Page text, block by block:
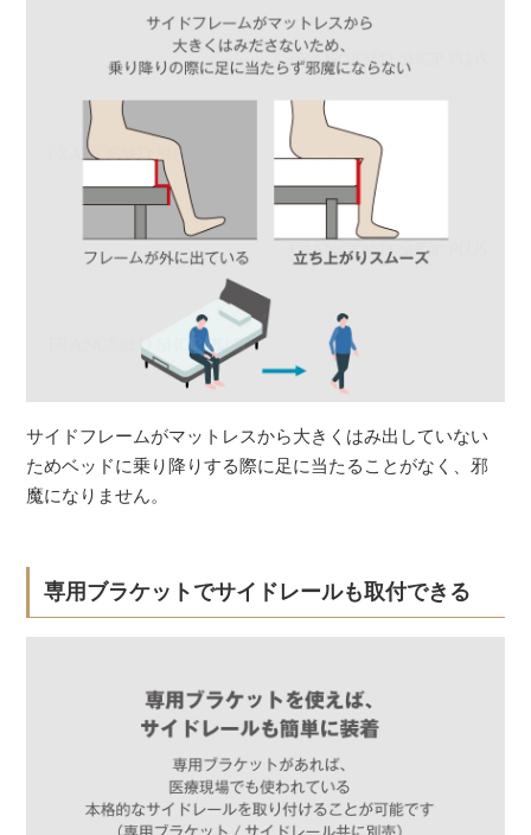
サイドフレームがマットレスから大きくはみ出していない
ためベッドに乗り降りする際に足に当たることがなく、邪
魔になりません。
専用ブラケットでサイドレールも取付できる